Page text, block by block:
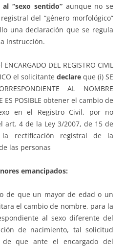
“sexo sentido”aunque no se
del “género morfológico”
una declaración que se regula
Instrucción.
DEL REGISTRO CIVIL
el solicitante declare que (i) SE
AL NOMBRE
POSIBLE obtener el cambio de
en el Registro Civil, por no
4 de la Ley 3/2007, de 15 de
rectificación registral de la
las personas
emancipados:
de que un mayor de edad o un
el cambio de nombre, para la
al sexo diferente del
de nacimiento, tal solicitud
que ante el encargado del